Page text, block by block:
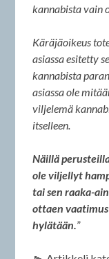
kannabista vain
Käräjäoikeus
asiassa esitetty
kannabista
asiassa ole
viljelemä
itselleen.
Näillä
ole viljellyt
tai sen raaka-
ottaen
hylätään.”